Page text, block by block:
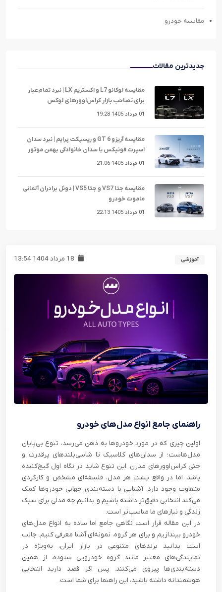
مقایسه خودرو
جدیدترین مقالات
مقایسه لوکانو L7 و اکستریم LX | نبرد تمام‌عیار
برای تصاحب بازار کراس‌اوورهای لوکس
01 مرداد 1405 19:28
مقایسه آریزو 6 GT و ریسپکت پرایم | نبرد سدان
اسپرت فونیکس با سدان خانوادگی بهمن موتور
01 مرداد 1405 21:06
مقایسه جتا VS7 و جتا VS5 | دوئل برادران آلمانی
ماموت خودرو
01 مرداد 1405 22:13
آموزشی
راهنمای جامع انواع مدل‌های خودرو
اولین چیزی که در مورد خودروها به ذهن می‌رسد، تنوع بی‌پایان
مدل‌هاست؛ از سدان‌های کلاسیک تا شاسی‌بلندهای پرقدرت و
حتی کراس‌اوورهای مدرن. این تنوع شاید در نگاه اول گیج‌کننده
باشد، اما در واقع پشت هر مدل، فلسفه‌ای مشخص و کارکردی
متفاوت وجود دارد. آشنایی با دسته‌بندی جهانی خودروها کمک
می‌کند انتخابی دقیق‌تر داشته باشیم و بدانیم چه مدلی برای سبک
زندگی و نیازهای ما مناسب‌تر است.
در این مقاله قرار است نگاهی جامع اما ساده به انواع مدل‌های
خودرو بیندازیم و برای هر گروه، نمونه‌ای آشنا معرفی کنیم. جالب
است بدانید برندهای متنوعی در بازار ایران، به‌ویژه در
نمایندگی‌های معتبر مانند گروه خودرویی ستوده، از همین
دسته‌بندی‌ها پیروی می‌کنند. پس اگر قصد دارید انتخابی
هوشمندانه داشته باشید، این راهنما برای شما است.